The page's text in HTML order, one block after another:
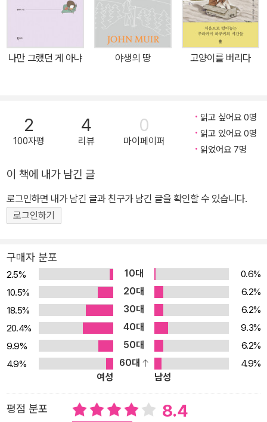
면 모든 것들이 개미만큼 작아 보일 거라고 말하고 싶다. 우리가 바라
는 것들이 바라본 그곳에서 모두 이루어질 거라고. 하지만 오르는 동
안에는 가끔 하늘의 연놀이에 인연의 실타래가 끊어져버리기도 하고
마음 한편에 비밀번호를 걸어 잠가 둔 기억들이 자꾸만 불쑥불쑥 튀
중해서 남겨둘 만한 것이 된다. 마음을 담은 글과 사진을 더 많은 이들
과 나누고 싶어 이 책을 썼다. 이 마음의 기록물이 그 자신에게도, 읽
는 이들에게도 수많은 감정과 인연들을 안고 살았던 청춘의 한 페이
나만 그랬던 게 아냐 야생의 땅 고양이를 버리다
2
100자평
4
리뷰
0
마이페이퍼
읽고 싶어요 0명
읽고 있어요 0명
읽었어요 7명
이 책에 내가 남긴 글
로그인하면 내가 남긴 글과 친구가 남긴 글을 확인할 수 있습니다.
로그인하기
구매자 분포
2.5% 10대
0.6%
10.5%
20대
6.2%
18.5%
30대
6.2%
20.4%
40대
9.3%
9.9%
50대
6.2%
4.9%
60대
4.9%
여성
남성
평점 분포 8.4